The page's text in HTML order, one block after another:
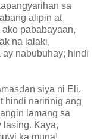
sa
alipin at
pababayaan,
na lalaki,
nabubuhay; hindi
siya ni Eli.
hindi naririnig ang
lamang sa
lasing. Kaya,